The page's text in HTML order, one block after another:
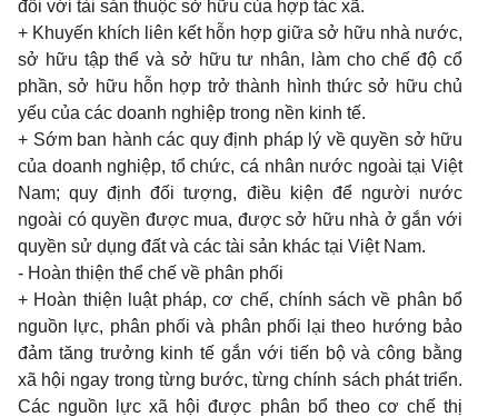
đối với tài sản thuộc sở hữu của hợp tác xã.
+ Khuyến khích liên kết hỗn hợp giữa sở hữu nhà nước,
sở hữu tập thể và sở hữu tư nhân, làm cho chế độ cổ
phần, sở hữu hỗn hợp trở thành hình thức sở hữu chủ
yếu của các doanh nghiệp trong nền kinh tế.
+ Sớm ban hành các quy định pháp lý về quyền sở hữu
của doanh nghiệp, tổ chức, cá nhân nước ngoài tại Việt
Nam; quy định đối tượng, điều kiện để người nước
ngoài có quyền được mua, được sở hữu nhà ở gắn với
quyền sử dụng đất và các tài sản khác tại Việt Nam.
- Hoàn thiện thể chế về phân phối
+ Hoàn thiện luật pháp, cơ chế, chính sách về phân bổ
nguồn lực, phân phối và phân phối lại theo hướng bảo
đảm tăng trưởng kinh tế gắn với tiến bộ và công bằng
xã hội ngay trong từng bước, từng chính sách phát triển.
Các nguồn lực xã hội được phân bổ theo cơ chế thị